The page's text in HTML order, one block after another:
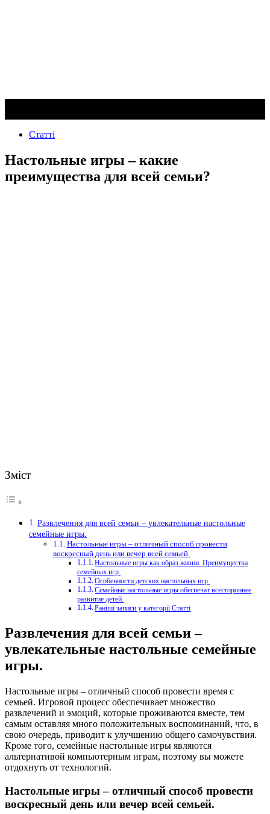
Статті
Настольные игры – какие
преимущества для всей семьи?
Зміст
Развлечения для всей семьи – увлекательные настольные
семейные игры.
Настольные игры – отличный способ провести
воскресный день или вечер всей семьей.
Настольные игры как образ жизни. Преимущества
семейных игр.
Особенности детских настольных игр.
Семейные настольные игры обеспечат всестороннее
развитие детей.
Раніші записи у категорії Статті
Развлечения для всей семьи –
увлекательные настольные семейные
игры.
Настольные игры – отличный способ провести время с
семьей. Игровой процесс обеспечивает множество
развлечений и эмоций, которые проживаются вместе, тем
самым оставляя много положительных воспоминаний, что, в
свою очередь, приводит к улучшению общего самочувствия.
Кроме того, семейные настольные игры являются
альтернативой компьютерным играм, поэтому вы можете
отдохнуть от технологий.
Настольные игры – отличный способ провести
воскресный день или вечер всей семьей.